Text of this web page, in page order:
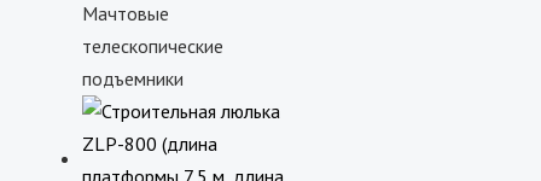
Мачтовые
телескопические
подъемники